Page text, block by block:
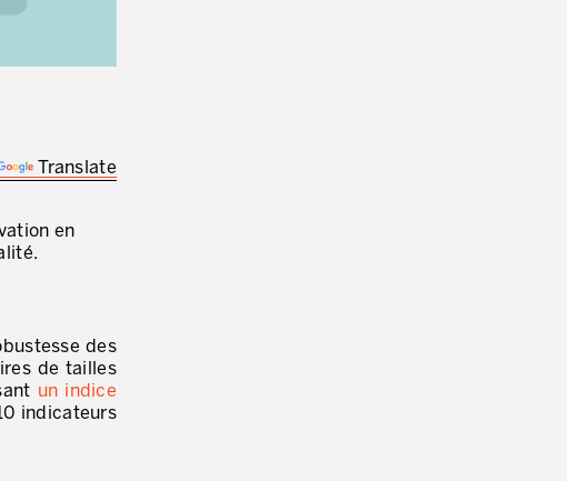
Translate
en
des
de tailles
un indice
indicateurs